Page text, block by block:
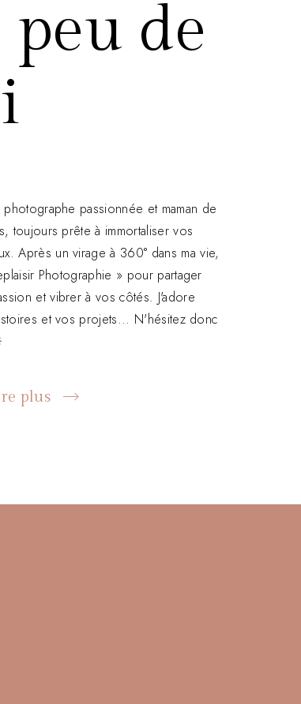
de
passionnée et maman de
toujours prête à immortaliser vos
Après un virage à 360° dans ma vie,
Photographie » pour partager
et vibrer à vos côtés. J'adore
et vos projets... N'hésitez donc
plus